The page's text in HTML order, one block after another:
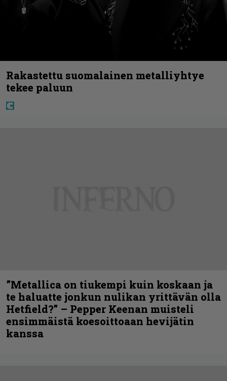
Rakastettu suomalainen metalliyhtye
tekee paluun
”Metallica on tiukempi kuin koskaan ja
te haluatte jonkun nulikan yrittävän olla
Hetfield?” – Pepper Keenan muisteli
ensimmäistä koesoittoaan hevijätin
kanssa